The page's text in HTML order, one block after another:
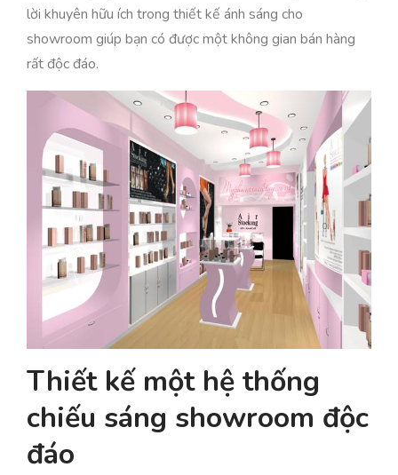
lời khuyên hữu ích trong thiết kế ánh sáng cho
showroom giúp bạn có được một không gian bán hàng
rất độc đáo.
Thiết kế một hệ thống
chiếu sáng showroom độc
đáo